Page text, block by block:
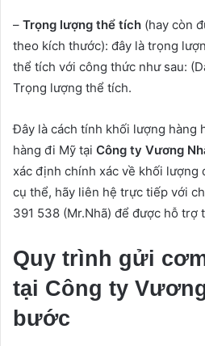
– Trọng lượng thể tích (hay còn
theo kích thước): đây là trọng
thể tích với công thức như sau:
Trọng lượng thể tích.
Đây là cách tính khối lượng hàng
hàng đi Mỹ tại Công ty Vương
xác định chính xác về khối lượng
cụ thể, hãy liên hệ trực tiếp với
391 538 (Mr.Nhã) để được hỗ trợ
Quy trình gửi
tại Công ty
bước